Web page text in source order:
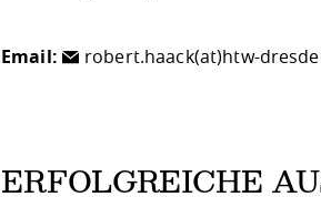
Email: robert.haack(at)htw-
ERFOLGREICHE